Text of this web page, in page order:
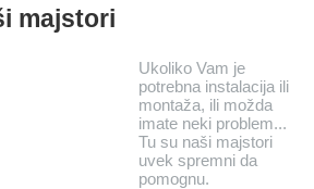
majstori
Ukoliko Vam je
potrebna instalacija ili
montaža, ili možda
imate neki problem...
Tu su naši majstori
uvek spremni da
pomognu.